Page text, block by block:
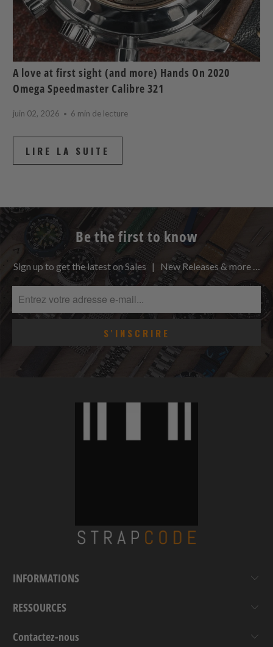
A love at first sight (and more) Hands On 2020
Omega Speedmaster Calibre 321
juin 02, 2026 6 min de lecture
LIRE LA SUITE
Be the first to know
Sign up to get the latest on Sales | New Releases & more …
INFORMATIONS
RESSOURCES
Contactez-nous